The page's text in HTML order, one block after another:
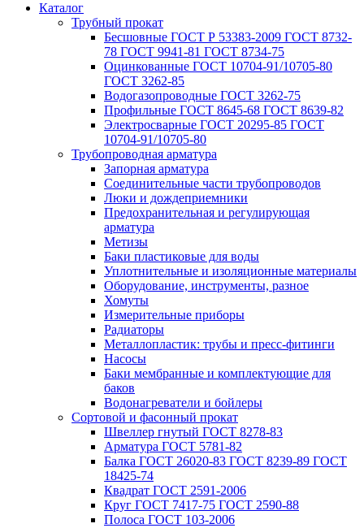
Каталог
Трубный прокат
Беcшовные ГОСТ Р 53383-2009 ГОСТ 8732-
78 ГОСТ 9941-81 ГОСТ 8734-75
Оцинкованные ГОСТ 10704-91/10705-80
ГОСТ 3262-85
Водогазопроводные ГОСТ 3262-75
Профильные ГОСТ 8645-68 ГОСТ 8639-82
Электросварные ГОСТ 20295-85 ГОСТ
10704-91/10705-80
Трубопроводная арматура
Запорная арматура
Соединительные части трубопроводов
Люки и дождеприемники
Предохранительная и регулирующая
арматура
Метизы
Баки пластиковые для воды
Уплотнительные и изоляционные материалы
Оборудование, инструменты, разное
Хомуты
Измерительные приборы
Радиаторы
Металлопластик: трубы и пресс-фитинги
Насосы
Баки мембранные и комплектующие для
баков
Водонагреватели и бойлеры
Сортовой и фасонный прокат
Швеллер гнутый ГОСТ 8278-83
Арматура ГОСТ 5781-82
Балка ГОСТ 26020-83 ГОСТ 8239-89 ГОСТ
18425-74
Квадрат ГОСТ 2591-2006
Круг ГОСТ 7417-75 ГОСТ 2590-88
Полоса ГОСТ 103-2006